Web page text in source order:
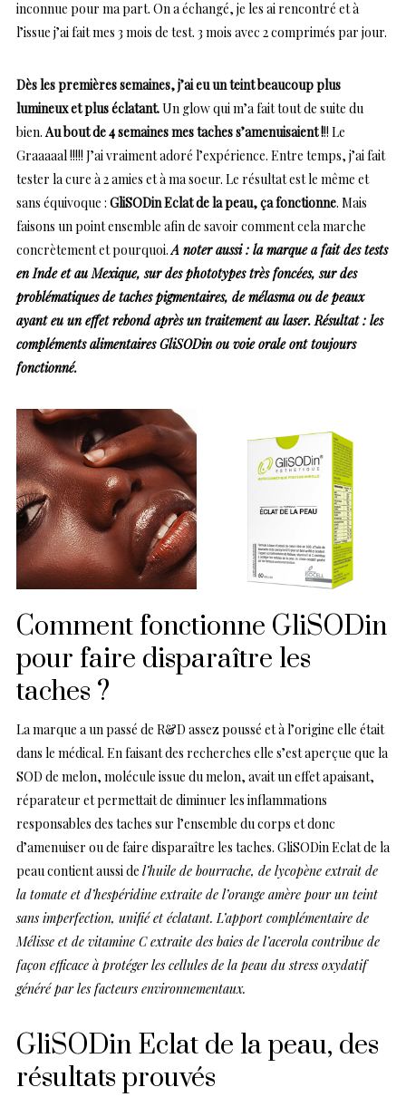
inconnue pour ma part. On a échangé, je les ai rencontré et à
l’issue j’ai fait mes 3 mois de test. 3 mois avec 2 comprimés par jour.
Dès les premières semaines, j’ai eu un teint beaucoup plus
lumineux et plus éclatant.Un glow qui m’a fait tout de suite du
bien. Au bout de 4 semaines mes taches s’amenuisaient !!! Le
Graaaaal !!!!! J’ai vraiment adoré l’expérience. Entre temps, j’ai fait
tester la cure à 2 amies et à ma soeur. Le résultat est le même et
sans équivoque : GliSODin Eclat de la peau, ça fonctionne. Mais
faisons un point ensemble afin de savoir comment cela marche
concrètement et pourquoi.A noter aussi : la marque a fait des tests
en Inde et au Mexique, sur des phototypes très foncées, sur des
problématiques de taches pigmentaires, de mélasma ou de peaux
ayant eu un effet rebond après un traitement au laser. Résultat : les
compléments alimentaires GliSODin ou voie orale ont toujours
fonctionné.
Comment fonctionne GliSODin
pour faire disparaître les
taches ?
La marque a un passé de R&D assez poussé et à l’origine elle était
dans le médical. En faisant des recherches elle s’est aperçue que la
SOD de melon, molécule issue du melon, avait un effet apaisant,
réparateur et permettait de diminuer les inflammations
responsables des taches sur l’ensemble du corps et donc
d’amenuiser ou de faire disparaître les taches. GliSODin Eclat de la
peau contient aussi de l’huile de bourrache, de lycopène extrait de
la tomate et d’hespéridine extraite de l’orange amère pour un teint
sans imperfection, unifié et éclatant. L’apport complémentaire de
Mélisse et de vitamine C extraite des baies de l’acerola contribue de
façon efficace à protéger les cellules de la peau du stress oxydatif
généré par les facteurs environnementaux.
GliSODin Eclat de la peau, des
résultats prouvés